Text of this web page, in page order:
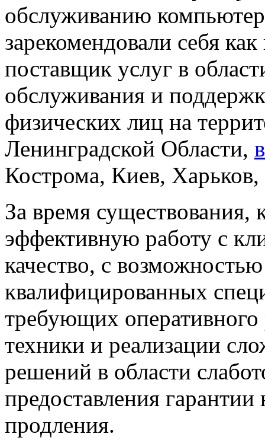
обслуживанию
зарекомендовали себя
поставщик услуг в
обслуживания и
физических лиц на
Ленинградской Области,
Кострома, Киев,
За время существования,
эффективную работу с
качество, с
квалифицированных
требующих
техники и реализации
решений в области
предоставления
продления.